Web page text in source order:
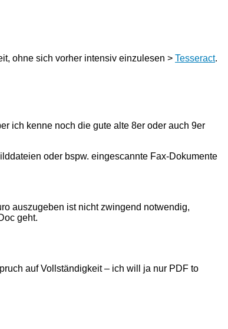
ohne sich vorher intensiv einzulesen > Tesseract.
ich kenne noch die gute alte 8er oder auch 9er
oder bspw. eingescannte Fax-Dokumente
auszugeben ist nicht zwingend notwendig,
geht.
auf Vollständigkeit – ich will ja nur PDF to